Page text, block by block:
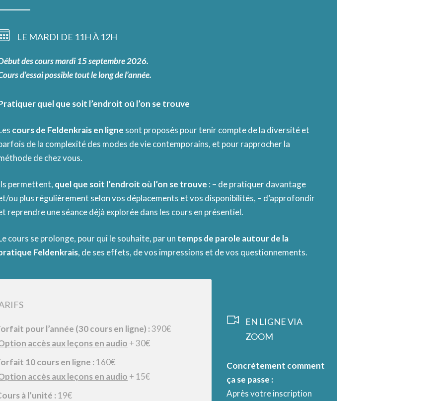
LE MARDI DE 11H À 12H
des cours mardi 15 septembre 2026.
d’essai possible tout le long de l’année.
quel que soit l’endroit où l’on se trouve
cours de Feldenkrais en ligne sont proposés pour tenir compte de la diversité et
de la complexité des modes de vie contemporains, et pour rapprocher la
de chez vous.
permettent, quel que soit l’endroit où l’on se trouve : – de pratiquer davantage
ou plus régulièrement selon vos déplacements et vos disponibilités, – d’approfondir
reprendre une séance déjà explorée dans les cours en présentiel.
cours se prolonge, pour qui le souhaite, par un temps de parole autour de la
Feldenkrais, de ses effets, de vos impressions et de vos questionnements.
pour l’année (30 cours en ligne) :390€
accès aux leçons en audio + 30€
10 cours en ligne : 160€
accès aux leçons en audio + 15€
à l’unité : 19€
EN LIGNE VIA
ZOOM
Concrètement comment
ça se passe :
Après votre inscription